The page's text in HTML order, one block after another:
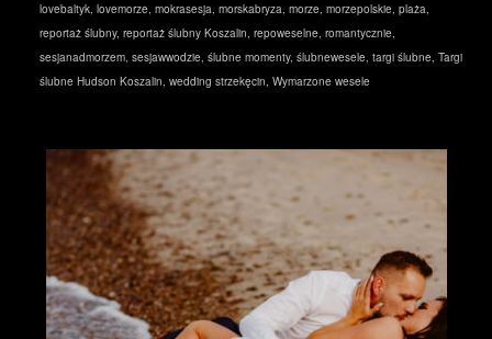
lovebaltyk, lovemorze, mokrasesja, morskabryza, morze, morzepolskie, plaża,
reportaż ślubny, reportaż ślubny Koszalin, repoweselne, romantycznie,
sesjanadmorzem, sesjawwodzie, ślubne momenty, ślubnewesele, targi ślubne, Targi
ślubne Hudson Koszalin, wedding strzekęcin, Wymarzone wesele